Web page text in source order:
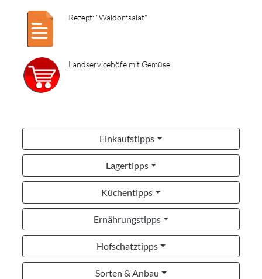
Rezept: "Waldorfsalat"
Landservicehöfe mit Gemüse
Einkaufstipps
Lagertipps
Küchentipps
Ernährungstipps
Hofschatztipps
Sorten & Anbau